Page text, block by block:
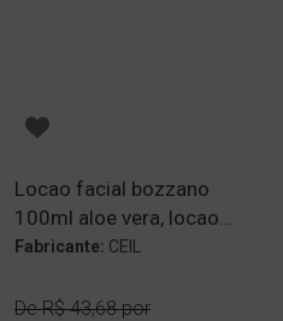
Locao facial bozzano
100ml aloe vera, locao
facial agua nova
Fabricante: CEIL
DeR$ 43,68por